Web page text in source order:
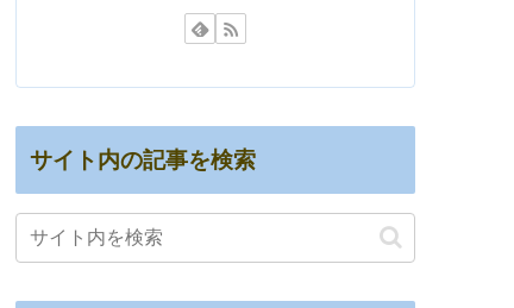
サイト内の記事を検索